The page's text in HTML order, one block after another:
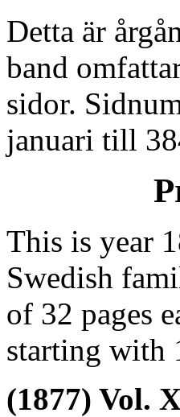
Detta är
band
sidor.
januari till
This is year
Swedish
of 32 pages
starting with
(1877) Vol.